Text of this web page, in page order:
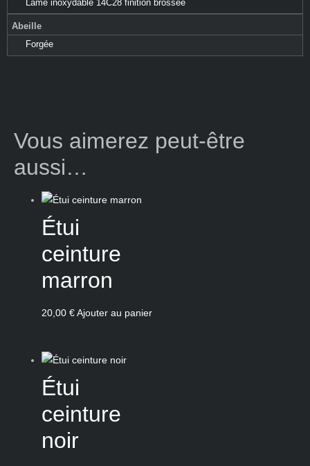
Lame inoxydable 14C28 finition brossée
Abeille
Forgée
Vous aimerez peut-être
aussi…
Étui
ceinture
marron
20,00 €Ajouter au panier
Étui
ceinture
noir